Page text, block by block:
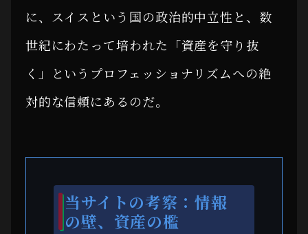
に、スイスという国の政治的中立性と、数
世紀にわたって培われた「資産を守り抜
く」というプロフェッショナリズムへの絶
対的な信頼にあるのだ。
当サイトの考察：情報
の壁、資産の檻